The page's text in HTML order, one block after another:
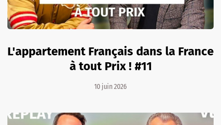
L'appartement Français dans la France
à tout Prix ! #11
10 juin 2026